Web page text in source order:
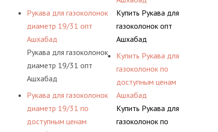
Рукава для газоколонок
диаметр 19/31 опт
Ашхабад
Рукава для газоколонок
диаметр 19/31 опт
Ашхабад
Рукава для газоколонок
диаметр 19/31 по
доступным ценам
Купить Рукава для
газоколонок опт
Ашхабад
Купить Рукава для
газоколонок по
доступным ценам
Ашхабад
Купить Рукава для
газоколонок по